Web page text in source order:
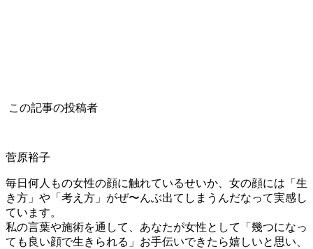
この記事の投稿者
菅原裕子
毎日何人もの女性の顔に触れているせいか、女の顔には「生
き方」や「考え方」がぜ〜んぶ出てしまうんだなって実感し
ています。
私の言葉や施術を通して、あなたが女性として「幾つになっ
ても良い顔で生きられる」お手伝いできたら嬉しいと思い、